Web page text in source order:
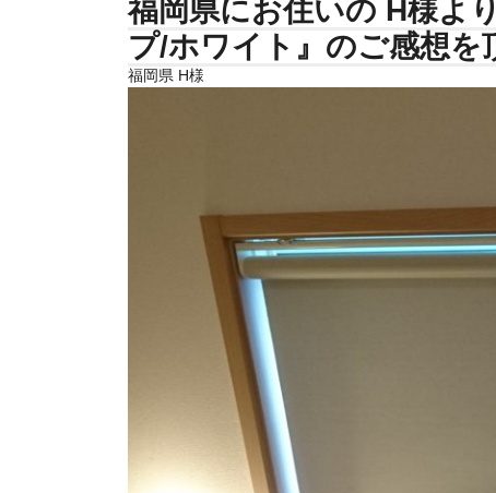
福岡県にお住いの H様よ
プ/ホワイト』のご感想を
福岡県 H様